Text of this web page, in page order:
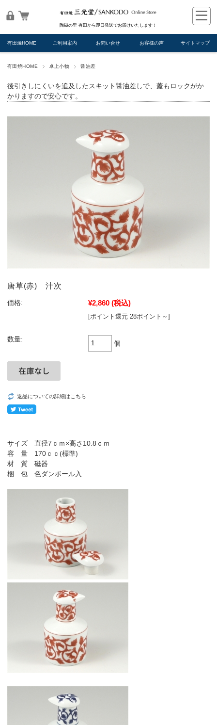
陶磁の里 有田から即日発送でお届けいたします！
有田焼HOME ご利用案内 お問い合せ お客様の声 サイトマップ
有田焼HOME 卓上小物 醤油差
後引きしにくいを追及したスキット醤油差しで、蓋もロックがか
かりますので安心です。
唐草(赤) 汁次
価格: ¥2,860 (税込)
[ポイント還元 28ポイント～]
数量:
個
返品についての詳細はこちら
サイズ 直径7ｃｍ×高さ10.8ｃｍ
容 量 170ｃｃ(標準)
材 質 磁器
梱 包 色ダンボール入